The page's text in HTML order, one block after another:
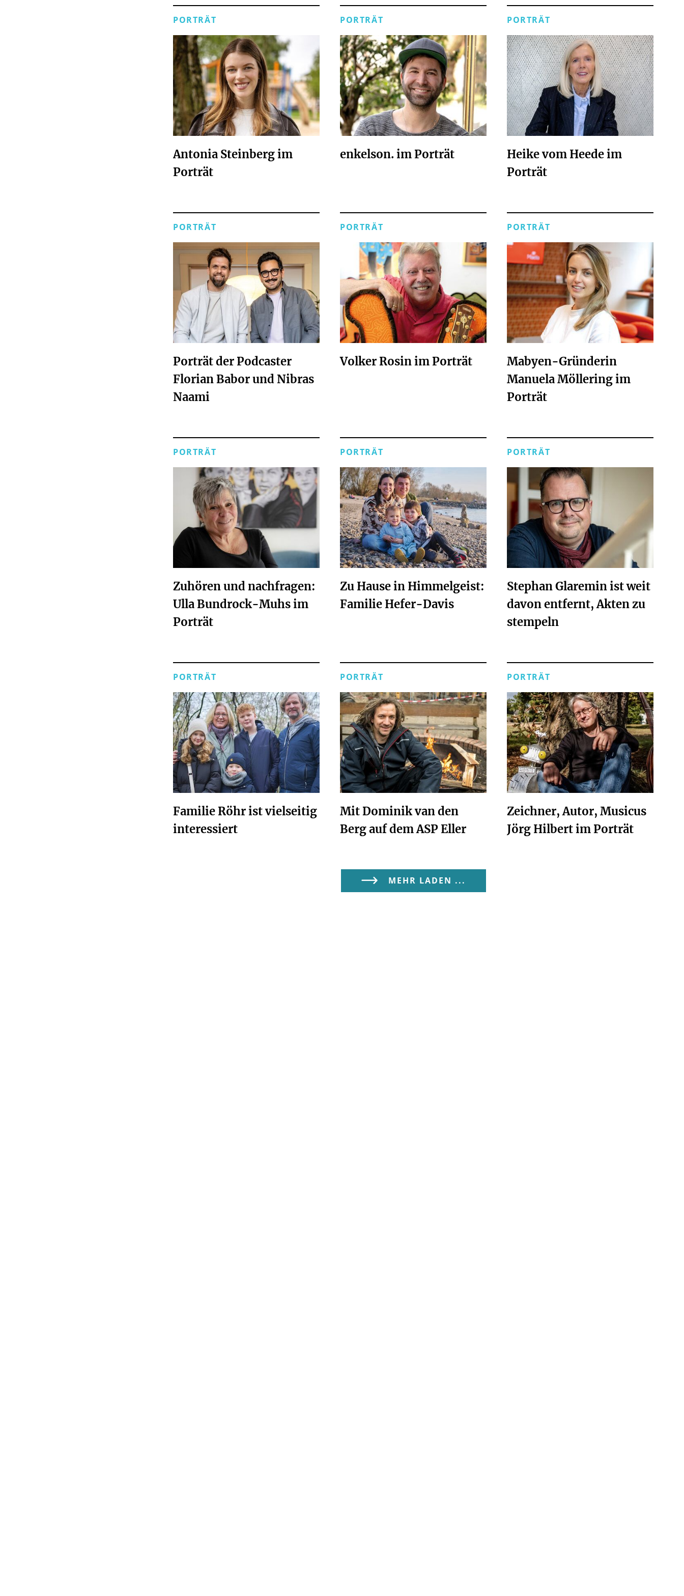
PORTRÄT
Antonia Steinberg im
Porträt
PORTRÄT
enkelson. im Porträt
PORTRÄT
Heike vom Heede im
Porträt
PORTRÄT
Porträt der Podcaster
Florian Babor und Nibras
Naami
PORTRÄT
Volker Rosin im Porträt
PORTRÄT
Mabyen-Gründerin
Manuela Möllering im
Porträt
PORTRÄT
Zuhören und nachfragen:
Ulla Bundrock-Muhs im
Porträt
PORTRÄT
Zu Hause in Himmelgeist:
Familie Hefer-Davis
PORTRÄT
Stephan Glaremin ist weit
davon entfernt, Akten zu
stempeln
PORTRÄT
Familie Röhr ist vielseitig
interessiert
PORTRÄT
Mit Dominik van den
Berg auf dem ASP Eller
PORTRÄT
Zeichner, Autor, Musicus
Jörg Hilbert im Porträt
MEHR LADEN ...